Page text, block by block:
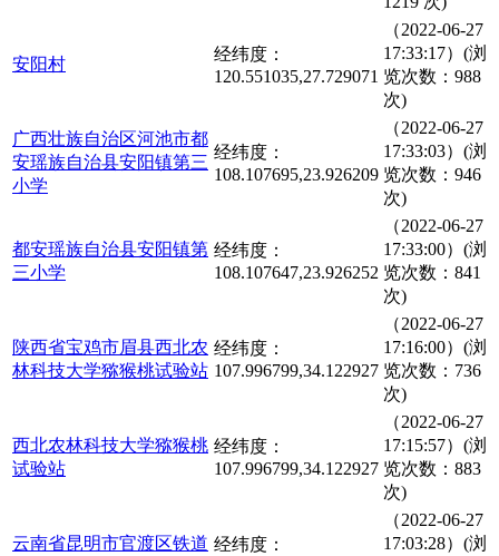
安阳村
经纬度：
120.551035,27.729071
（2022-06-27
17:33:17）(浏
览次数：988
次)
广西壮族自治区河池市都
安瑶族自治县安阳镇第三
小学
经纬度：
108.107695,23.926209
（2022-06-27
17:33:03）(浏
览次数：946
次)
都安瑶族自治县安阳镇第
三小学
经纬度：
108.107647,23.926252
（2022-06-27
17:33:00）(浏
览次数：841
次)
陕西省宝鸡市眉县西北农
林科技大学猕猴桃试验站
经纬度：
107.996799,34.122927
（2022-06-27
17:16:00）(浏
览次数：736
次)
西北农林科技大学猕猴桃
试验站
经纬度：
107.996799,34.122927
（2022-06-27
17:15:57）(浏
览次数：883
次)
云南省昆明市官渡区铁道 经纬度：
（2022-06-27
17:03:28）(浏